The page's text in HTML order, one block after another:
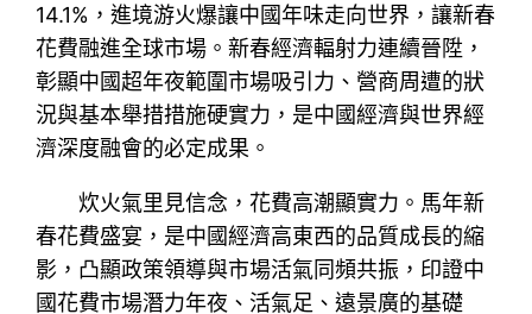
14.1%，進境游火爆讓中國年味走向世界，讓新春
花費融進全球市場。新春經濟輻射力連續晉陞，
彰顯中國超年夜範圍市場吸引力、營商周遭的狀
況與基本舉措措施硬實力，是中國經濟與世界經
濟深度融會的必定成果。
炊火氣里見信念，花費高潮顯實力。馬年新
春花費盛宴，是中國經濟高東西的品質成長的縮
影，凸顯政策領導與市場活氣同頻共振，印證中
國花費市場潛力年夜、活氣足、遠景廣的基礎